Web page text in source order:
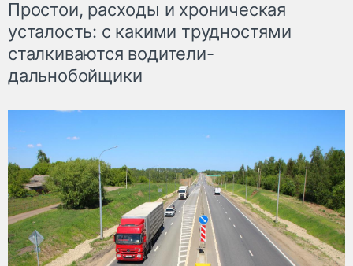
Простои, расходы и хроническая
усталость: с какими трудностями
сталкиваются водители-
дальнобойщики